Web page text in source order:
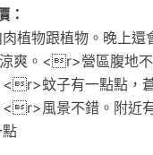
：
植物跟植物。晚上
爽。<r>營區腹地
<r>蚊子有一點點，
<r>風景不錯。附近